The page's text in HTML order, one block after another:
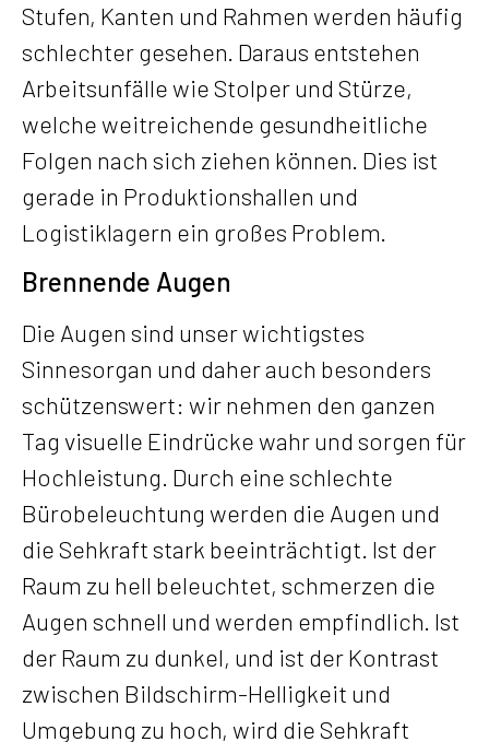
Stufen, Kanten und Rahmen werden häufig
schlechter gesehen. Daraus entstehen
Arbeitsunfälle wie Stolper und Stürze,
welche weitreichende gesundheitliche
Folgen nach sich ziehen können. Dies ist
gerade in Produktionshallen und
Logistiklagern ein großes Problem.
Brennende Augen
Die Augen sind unser wichtigstes
Sinnesorgan und daher auch besonders
schützenswert: wir nehmen den ganzen
Tag visuelle Eindrücke wahr und sorgen für
Hochleistung. Durch eine schlechte
Bürobeleuchtung werden die Augen und
die Sehkraft stark beeinträchtigt. Ist der
Raum zu hell beleuchtet, schmerzen die
Augen schnell und werden empfindlich. Ist
der Raum zu dunkel, und ist der Kontrast
zwischen Bildschirm-Helligkeit und
Umgebung zu hoch, wird die Sehkraft